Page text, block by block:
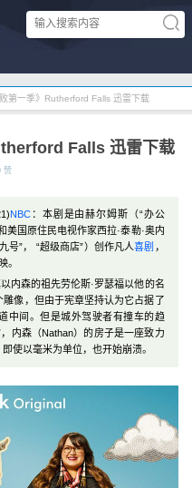
第一季》Rutherford Falls 迅雷下载
Falls 迅雷下载
赞
NBC ：本剧是由赫尔姆斯（“办公
美国原住民电视作家西拉·泰勒·奥内
号”， “超级商店”）创作凡人喜剧 ，
。
内森的祖先劳伦斯·罗瑟福以他的名
像，但由于宪章坚持认为它占据了
中间。但是城外驾驶者有撞车的趋
内森（Nathan）的房子是一座致力
使以毫米为单位，也开始崩溃。